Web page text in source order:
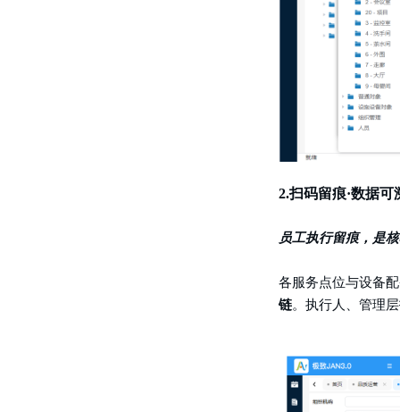
2.扫码留痕·数据可
员工执行留痕，是
各服务点位与设备
链。执行人、管理